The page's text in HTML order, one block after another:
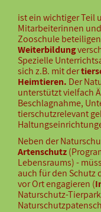
ist ein wichtiger Teil
Mitarbeiterinnen
Zooschule
Weiterbildung
Spezielle
sich z.B. mit der
Heimtieren. Der
unterstützt vielfach
Beschlagnahme,
tierschutzrelevant
Neben der
Artenschutz
Lebensraums) -
auch für den Schutz
vor Ort engagieren (
Naturschutz-